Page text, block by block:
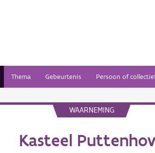
Thema Gebeurtenis Persoon of
WAARNEMING
Kasteel